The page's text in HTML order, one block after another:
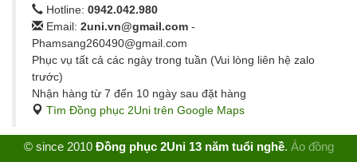
Hotline: 0942.042.980
Email: 2uni.vn@gmail.com -
Phamsang260490@gmail.com
Phục vụ tất cả các ngày trong tuần (Vui lòng liên hệ zalo
trước)
Nhận hàng từ 7 đến 10 ngày sau đặt hàng
Tìm Đồng phục 2Uni trên Google Maps
© since 2010 Đồng phục 2Uni 13 năm tuổi nghề. Áo đồng